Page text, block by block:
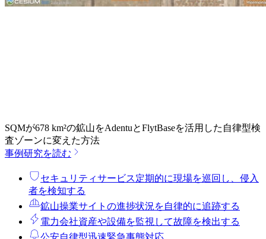
SQMが678 km²の鉱山をAdentuとFlytBaseを活用した自律型検
査ゾーンに変えた方法
事例研究を読む
セキュリティサービス定期的に現場を巡回し、侵入
者を検知する
鉱山操業サイトの進捗状況を自律的に追跡する
電力会社資産や設備を監視して故障を検出する
公安自律型迅速緊急事態対応